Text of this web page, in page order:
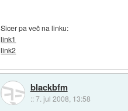
Sicer pa več na linku:
link1
link2
blackbfm
::7. jul 2008, 13:58